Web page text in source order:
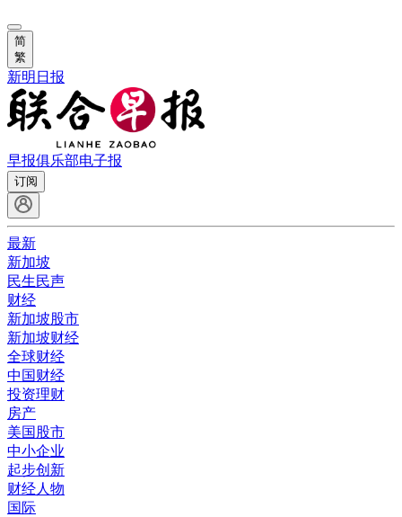
简
繁
新明日报
早报俱乐部电子报
订阅
最新
新加坡
民生民声
财经
新加坡股市
新加坡财经
全球财经
中国财经
投资理财
房产
美国股市
中小企业
起步创新
财经人物
国际